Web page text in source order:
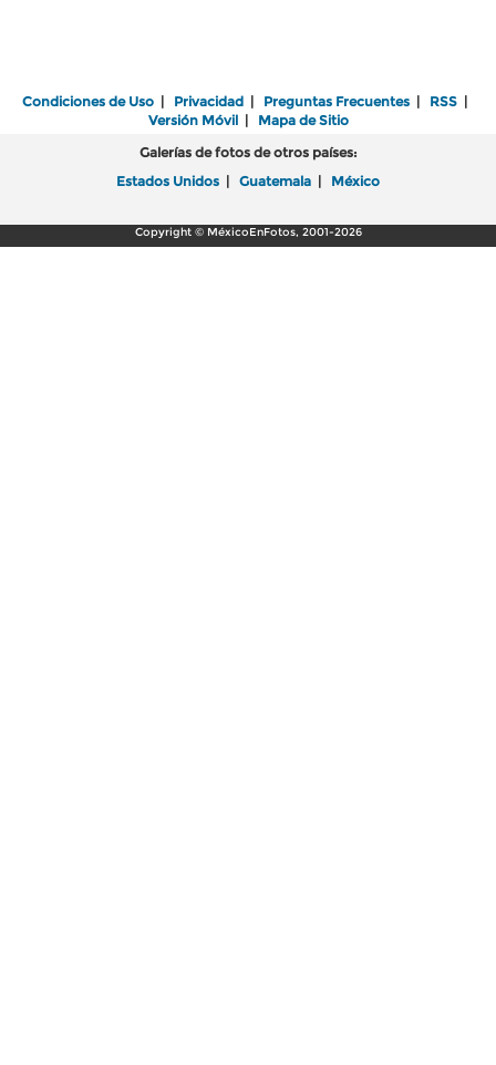
Condiciones de Uso | Privacidad | Preguntas Frecuentes | RSS |
Versión Móvil| Mapa de Sitio
Galerías de fotos de otros países:
Estados Unidos | Guatemala | México
Copyright © MéxicoEnFotos, 2001-2026